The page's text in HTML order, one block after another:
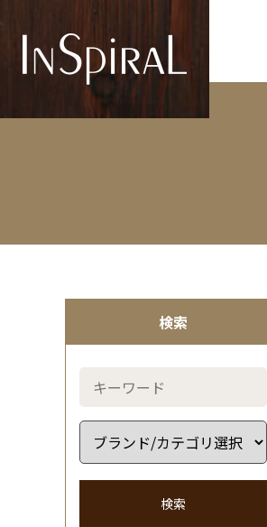
検索
検索